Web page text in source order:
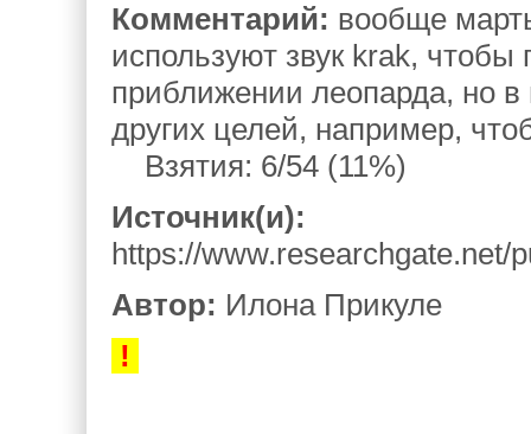
Комментарий: вообще
используют звук krak, чтобы
приближении леопарда, но в
других целей, например,
Взятия: 6/54 (11%)
Источник(и):
https://www.researchgate.net/
Автор: Илона Прикуле
!